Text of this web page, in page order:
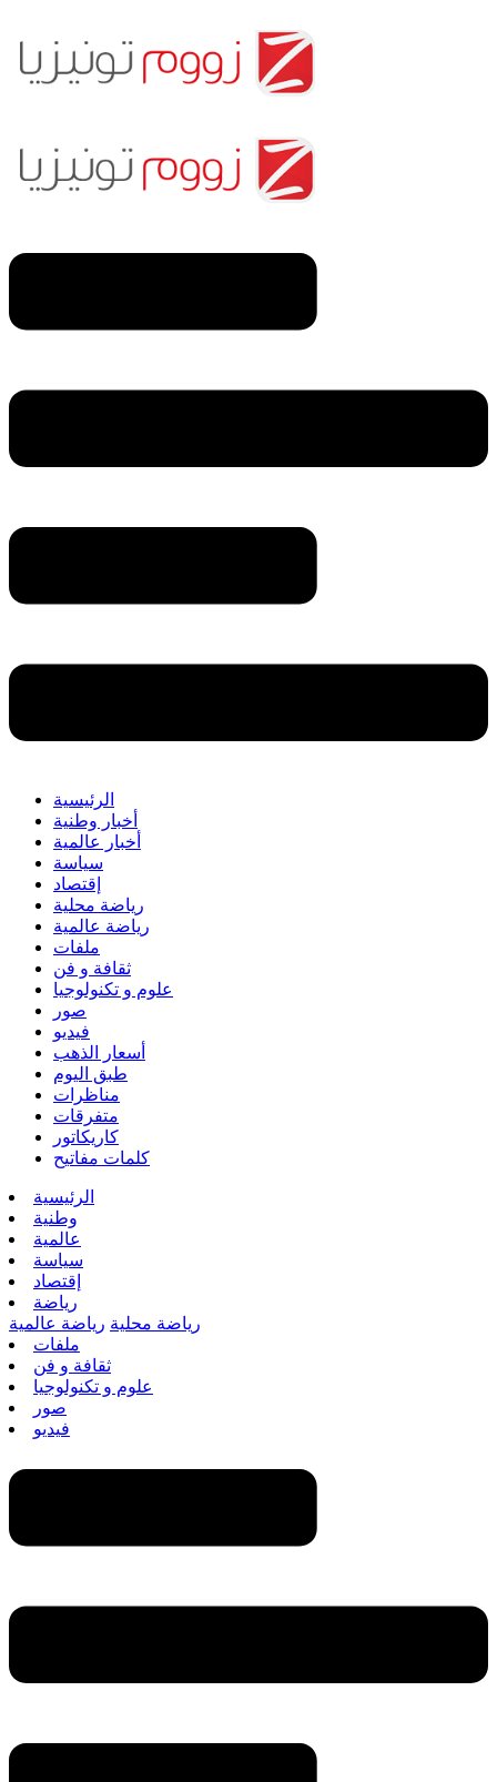
الرئيسية
أخبار وطنية
أخبار عالمية
سياسة
إقتصاد
رياضة محلية
رياضة عالمية
ملفات
ثقافة و فن
علوم و تكنولوجيا
صور
فيديو
أسعار الذهب
طبق اليوم
مناظرات
متفرقات
كاريكاتور
كلمات مفاتيح
الرئيسية
وطنية
عالمية
سياسة
إقتصاد
رياضة
رياضة محلية رياضة عالمية
ملفات
ثقافة و فن
علوم و تكنولوجيا
صور
فيديو